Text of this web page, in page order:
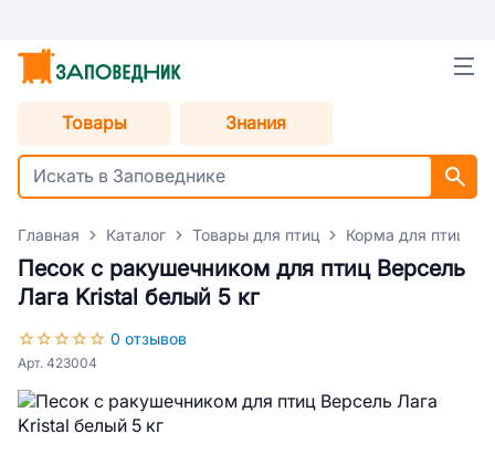
Товары Знания
Главная Каталог Товары для птиц Корма для птиц
Песок с ракушечником для птиц Версель
Лага Kristal белый 5 кг
0 отзывов
Арт. 423004